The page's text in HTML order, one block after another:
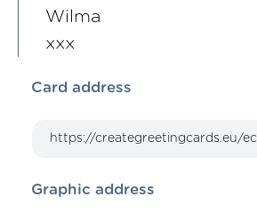
Wilma
xxx
Card address
Graphic address